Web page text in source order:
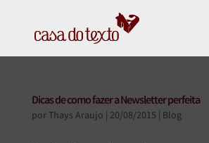
Dicas de como fazer a Newsletter perfeita
porThays Araujo 20/08/2015 Blog